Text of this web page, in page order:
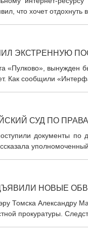
что хочет отдохнуть
ЭКСТРЕННУЮ
«Пулково», вынужден
Как сообщили
СУД ПО
документы
уполномоченный
НОВЫЕ
Томска Александру
прокуратуры.